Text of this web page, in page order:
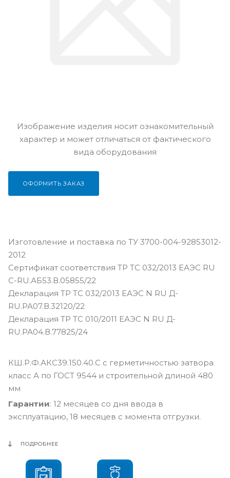
Изготовление и поставка по ТУ 3700-004-92853012-
2012
Сертификат соответствия ТР ТС 032/2013 ЕАЭС RU
С-RU.АБ53.В.05855/22
Декларация ТР ТС 032/2013 ЕАЭС N RU Д-
RU.РА07.В.32120/22
Декларация ТР ТС 010/2011 ЕАЭС N RU Д-
RU.РА04.В.77825/24
КШ.Р.Ф.АКС39.150.40.С с герметичностью затвора
класс А по ГОСТ 9544 и строительной длиной 480
мм
Гарантии: 12 месяцев со дня ввода в
эксплуатацию, 18 месяцев с момента отгрузки.
ПОДРОБНЕЕ
Изображение изделия носит ознакомительный
характер и может отличаться от фактического
вида оборудования
ОФОРМИТЬ ЗАКАЗ